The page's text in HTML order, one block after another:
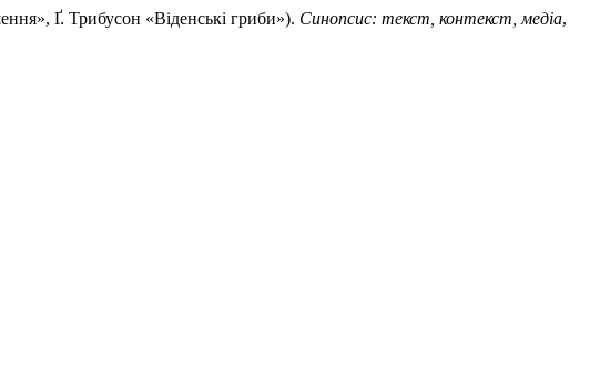
Ґ. Трибусон «Віденські гриби»). Синопсис: текст, контекст, медіа,